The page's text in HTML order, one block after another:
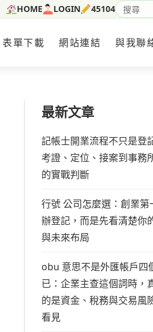
HOME LOGIN 45104
搜尋網
表單下載 網站連結 與我聯
最新文章
記帳士開業流程不只是登
考證、定位、接案到事務
的實戰判斷
行號 公司怎麼選：創業第
辦登記，而是先看清楚你
與未來布局
obu 意思不是外匯帳戶四
已：企業主查這個詞時，
的是資金、稅務與交易風
看見